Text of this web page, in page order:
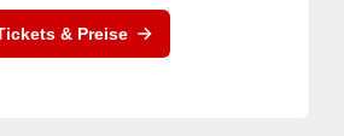
& Preise